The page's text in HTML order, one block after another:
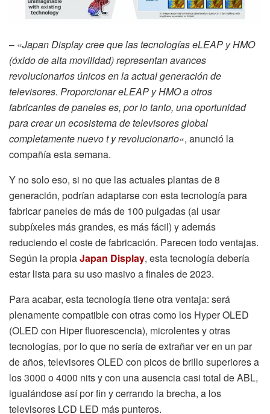
– «Japan Display cree que las tecnologías eLEAP y HMO
(óxido de alta movilidad) representan avances
revolucionarios únicos en la actual generación de
televisores. Proporcionar eLEAP y HMO a otros
fabricantes de paneles es, por lo tanto, una oportunidad
para crear un ecosistema de televisores global
completamente nuevo t y revolucionario«, anunció la
compañía esta semana.
Y no solo eso, si no que las actuales plantas de 8
generación, podrían adaptarse con esta tecnología para
fabricar paneles de más de 100 pulgadas (al usar
subpíxeles más grandes, es más fácil) y además
reduciendo el coste de fabricación. Parecen todo ventajas.
Según la propiaJapan Display, esta tecnología debería
estar lista para su uso masivo a finales de 2023.
Para acabar, esta tecnología tiene otra ventaja: será
plenamente compatible con otras como los Hyper OLED
(OLED con Hiper fluorescencia), microlentes y otras
tecnologías, por lo que no sería de extrañar ver en un par
de años, televisores OLED con picos de brillo superiores a
los 3000 o 4000 nits y con una ausencia casi total de ABL,
igualándose así por fin y cerrando la brecha, a los
televisores LCD LED más punteros.